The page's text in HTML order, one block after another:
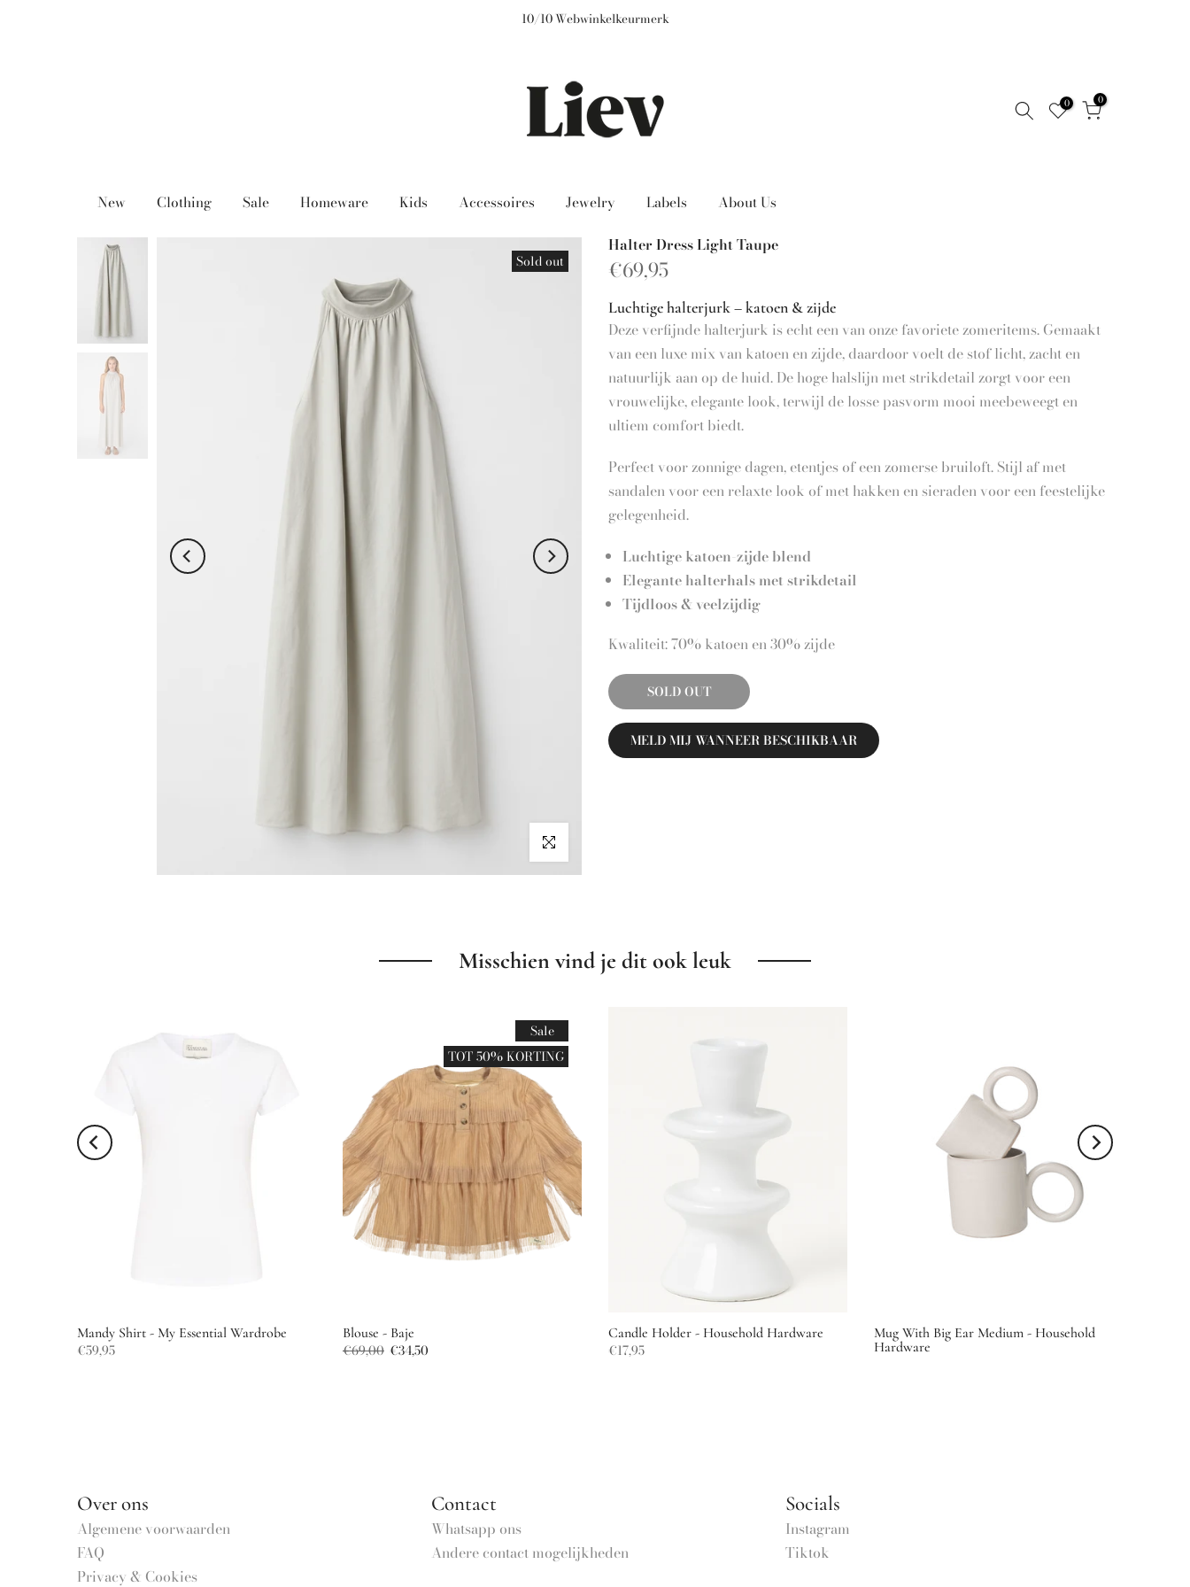
Gratis verzending bij besteding vanaf €200
0 0
New Clothing Sale Homeware Kids Accessoires Jewelry Labels About Us
Sold out
Klik om te vergroten
Halter Dress Light Taupe
€69,95
Luchtige halterjurk – katoen & zijde
Deze verfijnde halterjurk is echt een van onze favoriete zomeritems. Gemaakt
van een luxe mix van katoen en zijde, daardoor voelt de stof licht, zacht en
natuurlijk aan op de huid. De hoge halslijn met strikdetail zorgt voor een
vrouwelijke, elegante look, terwijl de losse pasvorm mooi meebeweegt en
ultiem comfort biedt.
Perfect voor zonnige dagen, etentjes of een zomerse bruiloft. Stijl af met
sandalen voor een relaxte look of met hakken en sieraden voor een feestelijke
gelegenheid.
Luchtige katoen-zijde blend
Elegante halterhals met strikdetail
Tijdloos & veelzijdig
Kwaliteit: 70% katoen en 30% zijde
SOLD OUT
MELD MIJ WANNEER BESCHIKBAAR
Misschien vind je dit ook leuk
Mandy Shirt - My Essential Wardrobe
€59,95
Sale
TOT 50% KORTING
Blouse - Baje
€69,00 €34,50
Candle Holder - Household Hardware
€17,95
Mug With Big Ear Medium - Household
Hardware
Over ons
Algemene voorwaarden
FAQ
Privacy & Cookies
Contact
Whatsapp ons
Andere contact mogelijkheden
Socials
Instagram
Tiktok